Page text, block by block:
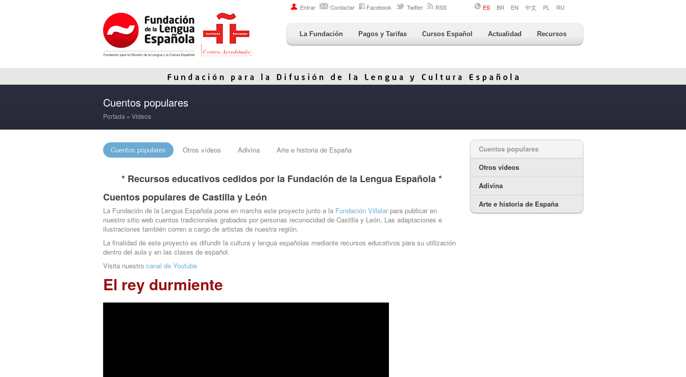
Entrar Contactar Facebook Twitter RSS ES BR EN 中文 PL RU
La Fundación Pagos y Tarifas Cursos Español Actualidad Recursos
Cuentos populares
Portada » Videos
Cuentos populares Otros vídeos Adivina Arte e historia de España
* Recursos educativos cedidos por la Fundación de la Lengua Española *
Cuentos populares de Castilla y León
La Fundación de la Lengua Española pone en marcha este proyecto junto a la Fundación Villalarpara publicar en
nuestro sitio web cuentos tradicionales grabados por personas reconocidad de Castilla y León. Las adaptaciones e
ilustraciones también corren a cargo de artistas de nuestra región.
La finalidad de este proyecto es difundir la cultura y lengua españolas mediante recursos educativos para su utilización
dentro del aula y en las clases de español.
Visita nuestro canal de Youtube
El rey durmiente
Cuentos populares
Otros vídeos
Adivina
Arte e historia de España